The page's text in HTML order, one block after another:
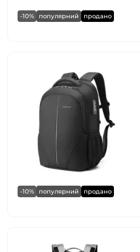
-10% популярний продано
-10% популярний продано